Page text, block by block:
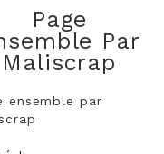
Page
Par
Maliscrap
ensemble par